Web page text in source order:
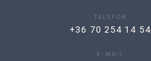
TELEFON
+36 70 254 14 54
E-MAIL